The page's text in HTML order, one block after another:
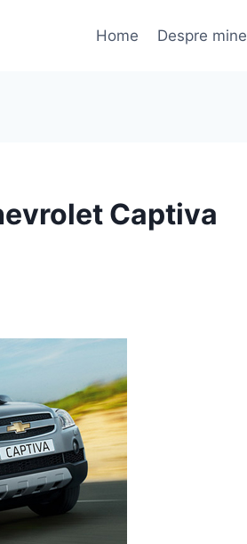
Home Despre mine
Captiva